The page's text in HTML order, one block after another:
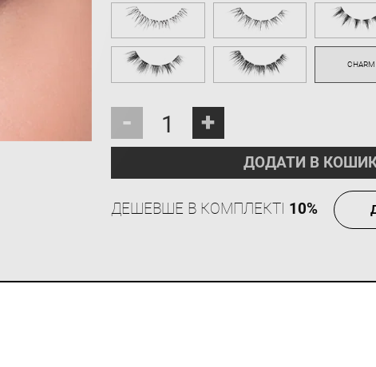
- +
ДОДАТИ В
ДЕШЕВШЕ В КОМПЛЕКТІ 10%